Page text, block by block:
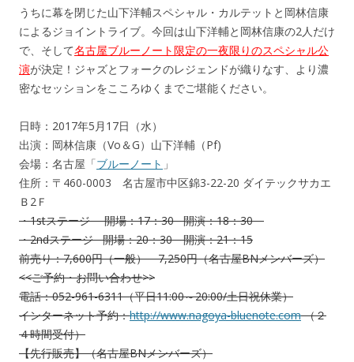
うちに幕を閉じた山下洋輔スペシャル・カルテットと岡林信康
によるジョイントライブ。今回は山下洋輔と岡林信康の2人だけ
で、そして名古屋ブルーノート限定の一夜限りのスペシャル公
演が決定！ジャズとフォークのレジェンドが織りなす、より濃
密なセッションをこころゆくまでご堪能ください。
日時：2017年5月17日（水）
出演：岡林信康（Vo＆G）山下洋輔（Pf)
会場：名古屋「ブルーノート 」
住所：〒460-0003 名古屋市中区錦3-22-20 ダイテックサカエ
Ｂ2Ｆ
・1stステージ 開場：17：30 開演：18：30
・2ndステージ 開場：20：30 開演：21：15
前売り：7,600円（一般） 7,250円（名古屋BNメンバーズ）
<<ご予約・お問い合わせ>>
電話：052-961-6311（平日11:00～20:00/土日祝休業）
インターネット予約：http://www.nagoya-bluenote.com（２
４時間受付）
【先行販売】（名古屋BNメンバーズ）